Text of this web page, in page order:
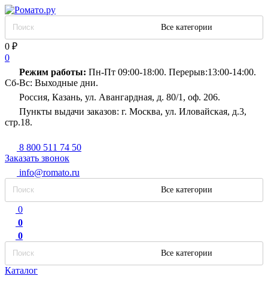
Все категории
0 ₽
0
Режим работы: Пн-Пт 09:00-18:00. Перерыв:13:00-14:00.
Сб-Вс: Выходные дни.
Россия, Казань, ул. Авангардная, д. 80/1, оф. 206.
Пункты выдачи заказов: г. Москва, ул. Иловайская, д.3,
стр.18.
8 800 511 74 50
Заказать звонок
info@romato.ru
Все категории
0
0
0
Все категории
Каталог